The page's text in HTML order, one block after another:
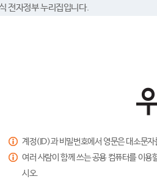
전자정부 누리집입니다.
계정(ID)과 비밀번호에서 영문은 대소문
여러 사람이 함께 쓰는 공용 컴퓨터를 이
시오.